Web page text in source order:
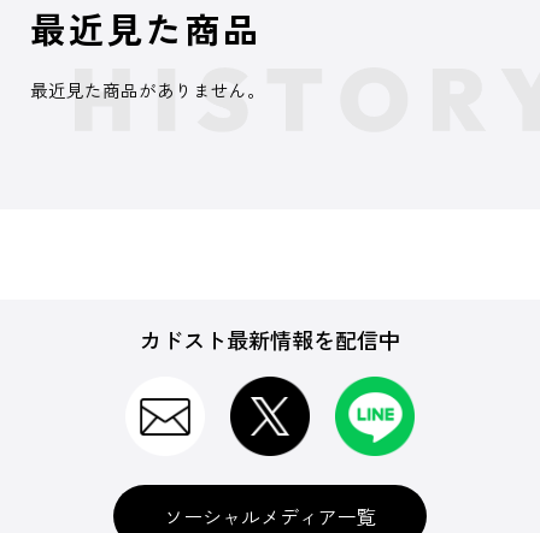
最近見た商品
最近見た商品がありません。
カドスト最新情報を配信中
ソーシャルメディア一覧